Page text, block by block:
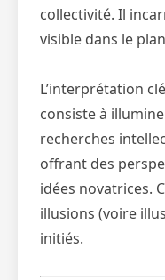
collectivité. Il
visible dans le
L’interprétation
consiste à
recherches
offrant des
idées novatrices.
illusions (voire
initiés.